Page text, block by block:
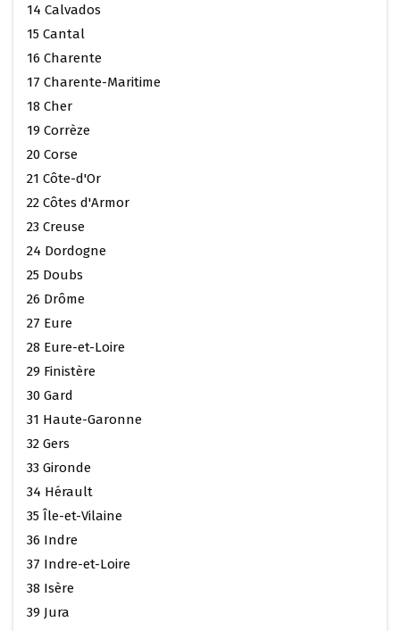
14 Calvados
15 Cantal
16 Charente
17 Charente-Maritime
18 Cher
19 Corrèze
20 Corse
21 Côte-d'Or
22 Côtes d'Armor
23 Creuse
24 Dordogne
25 Doubs
26 Drôme
27 Eure
28 Eure-et-Loire
29 Finistère
30 Gard
31 Haute-Garonne
32 Gers
33 Gironde
34 Hérault
35 Île-et-Vilaine
36 Indre
37 Indre-et-Loire
38 Isère
39 Jura